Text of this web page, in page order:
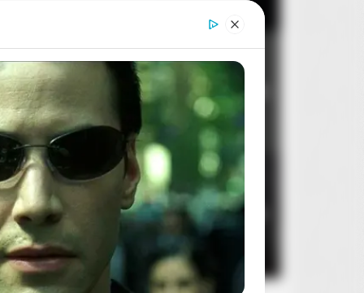
2
Dom dobry
14 sierpnia 2026
3
Stan zagrożenia
10 sierpnia 2026